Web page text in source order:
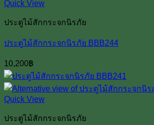
Quick View
ประตูไม้สักกระจกนิรภัย
ประตูไม้สักกระจกนิรภัย BBB244
10,200฿
Quick View
ประตูไม้สักกระจกนิรภัย